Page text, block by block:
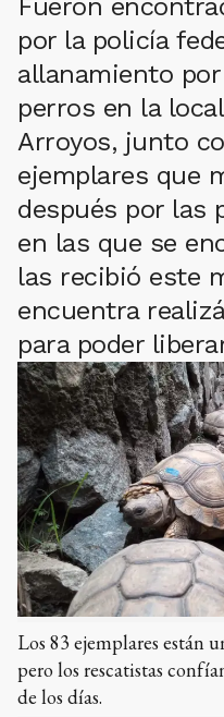
Fueron
por la policía
allanamiento
perros en la
Arroyos, junto
ejemplares que
después por las
en las que se
las recibió este
encuentra
para poder
Los 83 ejemplares están
pero los rescatistas
de los días.